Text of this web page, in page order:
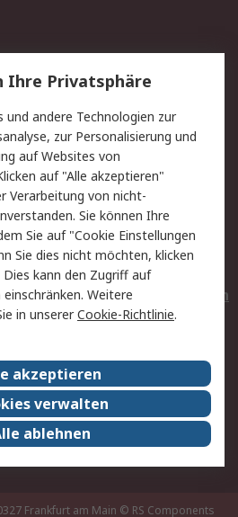
Lieferlösungen
Kontakt
Privatkunden
Datenschutz
Zahlungsbedingungen
Entsorgung
Elektrogeräte/Batterien
RS weltweit
Nachhaltigkeit
Presse-Center
Frankfurt am Main © RS Components
Ihre Privatsphäre
und andere Technologien zur
zur Personalisierung und
auf Websites von
auf "Alle akzeptieren"
Verarbeitung von nicht-
Sie können Ihre
Sie auf "Cookie Einstellungen
Sie dies nicht möchten, klicken
Dies kann den Zugriff auf
Weitere
in unsererCookie-Richtlinie.
akzeptieren
verwalten
ablehnen